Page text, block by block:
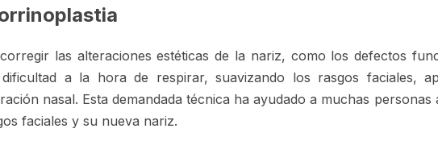
las alteraciones estéticas de la nariz, como los defectos
a la hora de respirar, suavizando los rasgos faciales,
nasal. Esta demandada técnica ha ayudado a muchas
faciales y su nueva nariz.